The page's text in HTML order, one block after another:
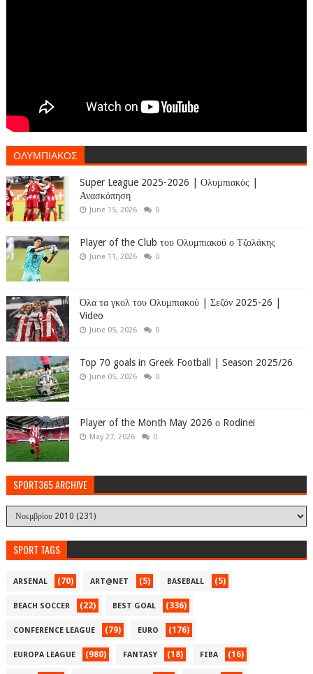
ΟΛΥΜΠΙΑΚΟΣ
Super League 2025-2026 | Ολυμπιακός |
Ανασκόπηση
June 15, 2026 0
Player of the Club του Ολυμπιακού ο Τζολάκης
June 11, 2026 0
Όλα τα γκολ του Ολυμπιακού | Σεζόν 2025-26 |
Video
June 05, 2026 0
Top 70 goals in Greek Football | Season 2025/26
June 05, 2026 0
Player of the Month May 2026 ο Rodinei
May 27, 2026 0
SPORT365 ARCHIVE
SPORT TAGS
ARSENAL (70) ART@NET (5) BASEBALL (5)
BEACH SOCCER (22) BEST GOAL (336)
CONFERENCE LEAGUE (79) EURO (176)
EUROPA LEAGUE (980) FANTASY (18) FIBA (16)